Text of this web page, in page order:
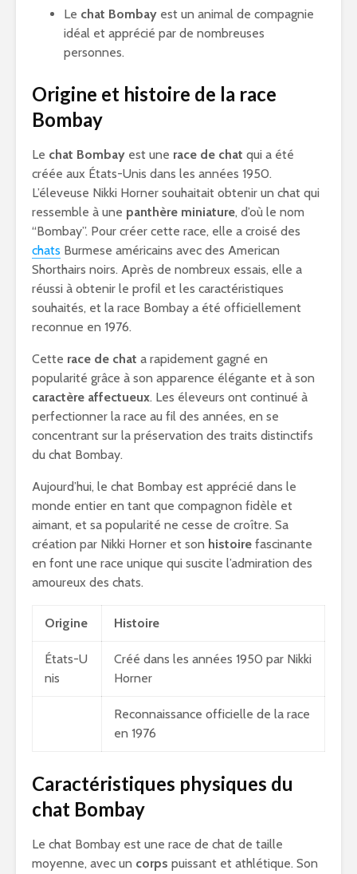
Le chat Bombay est un animal de compagnie
idéal et apprécié par de nombreuses
personnes.
Origine et histoire de la race
Bombay
Le chat Bombay est une race de chat qui a été
créée aux États-Unis dans les années 1950.
L’éleveuse Nikki Horner souhaitait obtenir un chat qui
ressemble à une panthère miniature, d’où le nom
“Bombay”. Pour créer cette race, elle a croisé des
chats Burmese américains avec des American
Shorthairs noirs. Après de nombreux essais, elle a
réussi à obtenir le profil et les caractéristiques
souhaités, et la race Bombay a été officiellement
reconnue en 1976.
Cette race de chat a rapidement gagné en
popularité grâce à son apparence élégante et à son
caractère affectueux. Les éleveurs ont continué à
perfectionner la race au fil des années, en se
concentrant sur la préservation des traits distinctifs
du chat Bombay.
Aujourd’hui, le chat Bombay est apprécié dans le
monde entier en tant que compagnon fidèle et
aimant, et sa popularité ne cesse de croître. Sa
création par Nikki Horner et son histoire fascinante
en font une race unique qui suscite l’admiration des
amoureux des chats.
Origine Histoire
États-U
nis
Créé dans les années 1950 par Nikki
Horner
Reconnaissance officielle de la race
en 1976
Caractéristiques physiques du
chat Bombay
Le chat Bombay est une race de chat de taille
moyenne, avec un corps puissant et athlétique. Son